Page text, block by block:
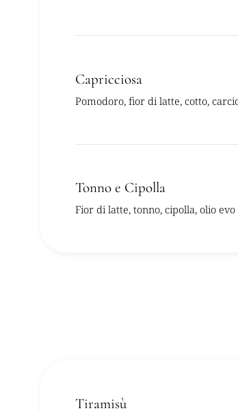
Capricciosa
Pomodoro, fior di latte, cotto,
Tonno e Cipolla
Fior di latte, tonno, cipolla, olio evo
Tiramisù